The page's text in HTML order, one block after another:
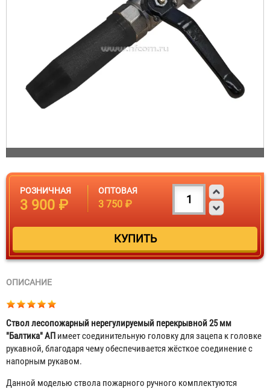
РОЗНИЧНАЯ
3 900 ₽
ОПТОВАЯ
3 750 ₽
ОПИСАНИЕ
Ствол лесопожарный нерегулируемый перекрывной 25 мм
"Балтика" АП имеет соединительную головку для зацепа к головке
рукавной, благодаря чему обеспечивается жёсткое соединение с
напорным рукавом.
Данной моделью ствола пожарного ручного комплектуются